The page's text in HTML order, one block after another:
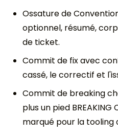
Ossature de
optionnel, résumé,
de ticket.
Commit de fix avec
cassé, le correctif et
Commit de breaking
plus un pied
marqué pour la tooling